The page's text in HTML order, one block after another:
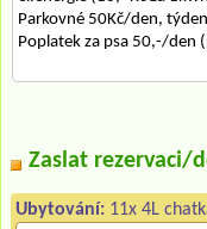
Parkovné 50Kč/den,
Poplatek za psa 50,-/den
Zaslat rezervaci/
Ubytování: 11x 4L